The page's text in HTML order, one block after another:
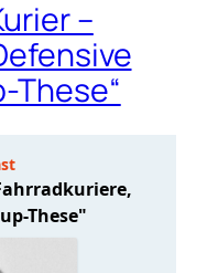
–
These“